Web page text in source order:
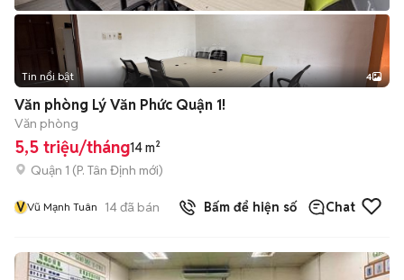
Tin nổi bật 4
Văn phòng Lý Văn Phức Quận 1!
Văn phòng
5,5 triệu/tháng14 m²
Quận 1 (P. Tân Định mới)
VVũ Mạnh Tuân 14đã bán Bấm để hiện số Chat